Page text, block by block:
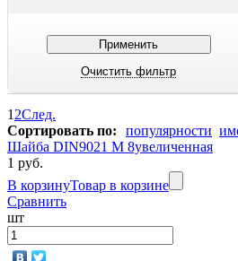
1 2След.
Сортировать по:
популярности
Шайба DIN9021 М 8увеличенная
1 руб.
В корзинуТовар в корзине
Сравнить
шт